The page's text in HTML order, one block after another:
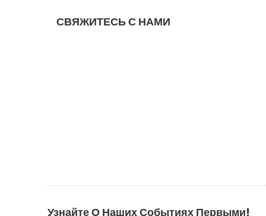
СВЯЖИТЕСЬ С НАМИ
Узнайте О Наших Событиях Первыми!